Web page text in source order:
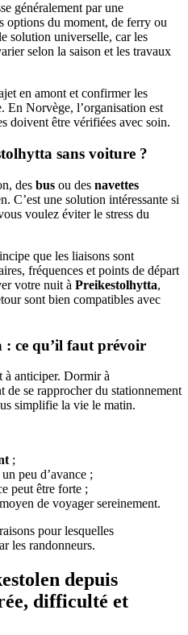
généralement par une
options du moment, de ferry ou
solution universelle, car les
selon la saison et les travaux
en amont et confirmer les
En Norvège, l’organisation est
doivent être vérifiées avec soin.
sans voiture ?
des bus ou des navettes
C’est une solution intéressante si
voulez éviter le stress du
que les liaisons sont
fréquences et points de départ
votre nuit à Preikestolhytta,
sont bien compatibles avec
ce qu’il faut prévoir
à anticiper. Dormir à
de se rapprocher du stationnement
simplifie la vie le matin.
;
peu d’avance ;
peut être forte ;
de voyager sereinement.
pour lesquelles
les randonneurs.
depuis
difficulté et